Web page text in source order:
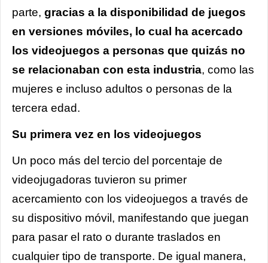
parte, gracias a la disponibilidad de juegos
en versiones móviles, lo cual ha acercado
los videojuegos a personas que quizás no
se relacionaban con esta industria, como las
mujeres e incluso adultos o personas de la
tercera edad.
Su primera vez en los videojuegos
Un poco más del tercio del porcentaje de
videojugadoras tuvieron su primer
acercamiento con los videojuegos a través de
su dispositivo móvil, manifestando que juegan
para pasar el rato o durante traslados en
cualquier tipo de transporte. De igual manera,